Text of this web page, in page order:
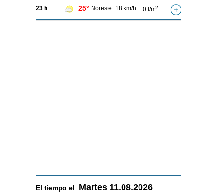
23 h 25° Noreste 18 km/h 0 l/m2
El tiempo el Martes 11.08.2026